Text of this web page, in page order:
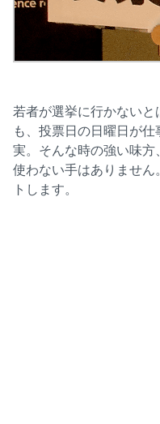
若者が選挙に行かない
も、投票日の日曜日が
実。そんな時の強い味
使わない手はありませ
トします。